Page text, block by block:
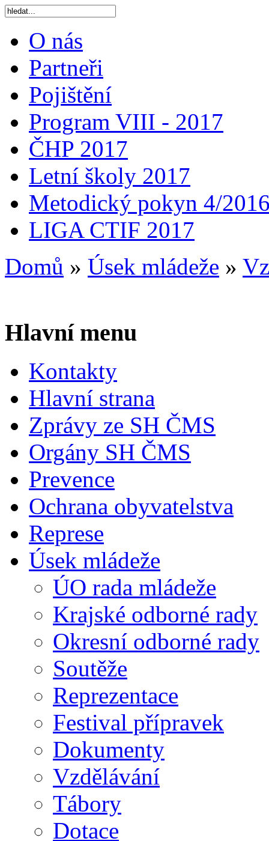
O nás
Partneři
Pojištění
Program VIII - 2017
ČHP 2017
Letní školy 2017
Metodický pokyn 4/
LIGA CTIF 2017
Domů » Úsek mládeže »
Hlavní menu
Kontakty
Hlavní strana
Zprávy ze SH ČMS
Orgány SH ČMS
Prevence
Ochrana obyvatelstva
Represe
Úsek mládeže
ÚO rada mládeže
Krajské odborné rady
Okresní odborné rady
Soutěže
Reprezentace
Festival přípravek
Dokumenty
Vzdělávání
Tábory
Dotace